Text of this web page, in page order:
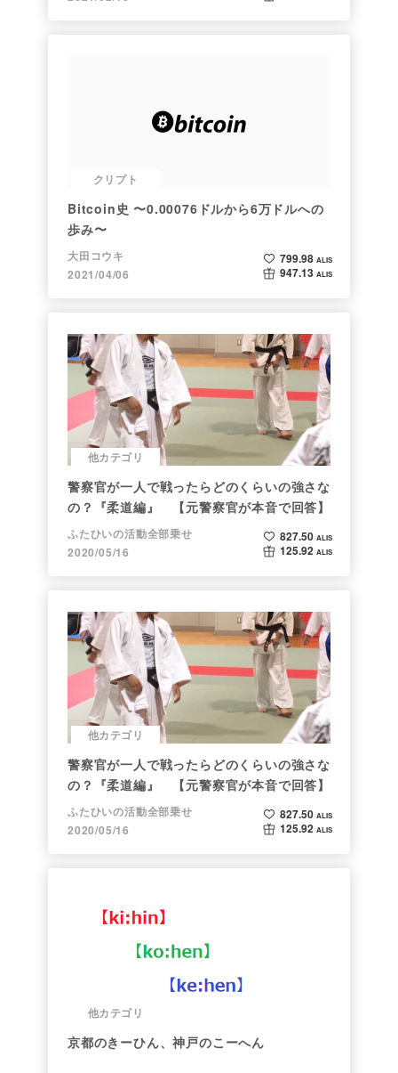
クリプト
Bitcoin史 〜0.00076ドルから6万ドルへの
歩み〜
大田コウキ
2021/04/06
799.98 ALIS
947.13 ALIS
他カテゴリ
警察官が一人で戦ったらどのくらいの強さな
の？『柔道編』 【元警察官が本音で回答】
ふたひいの活動全部乗せ
2020/05/16
827.50 ALIS
125.92 ALIS
他カテゴリ
警察官が一人で戦ったらどのくらいの強さな
の？『柔道編』 【元警察官が本音で回答】
ふたひいの活動全部乗せ
2020/05/16
827.50 ALIS
125.92 ALIS
他カテゴリ
京都のきーひん、神戸のこーへん